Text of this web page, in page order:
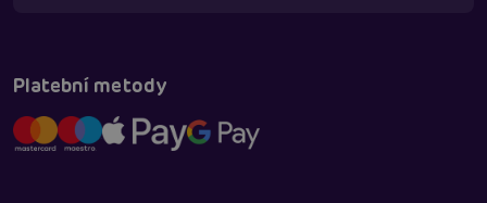
Platební metody